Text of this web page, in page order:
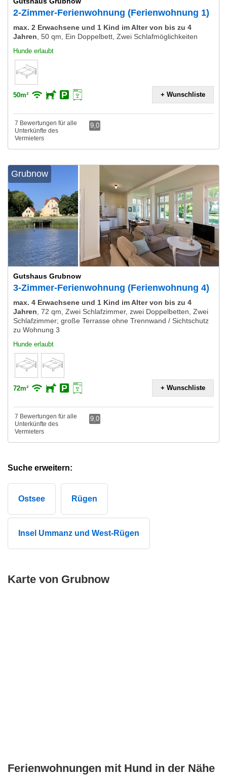
2-Zimmer-Ferienwohnung (Ferienwohnung 1)
max. 2 Erwachsene und 1 Kind im Alter von bis zu 4
Jahren 50 qm, Ein Doppelbett, Zwei Schlafmöglichkeiten
Hunde erlaubt
50m² + Wunschliste
7 Bewertungen für alle
Unterkünfte des
Vermieters
9,0
Grubnow
Gutshaus Grubnow
3-Zimmer-Ferienwohnung (Ferienwohnung 4)
max. 4 Erwachsene und 1 Kind im Alter von bis zu 4
Jahren 72 qm, Zwei Schlafzimmer, zwei Doppelbetten, Zwei
Schlafzimmer; große Terrasse ohne Trennwand / Sichtschutz
zu Wohnung 3
Hunde erlaubt
72m² + Wunschliste
7 Bewertungen für alle
Unterkünfte des
Vermieters
9,0
Suche erweitern:
Ostsee Rügen
Insel Ummanz und West-Rügen
Karte von Grubnow
Ferienwohnungen mit Hund in der Nähe